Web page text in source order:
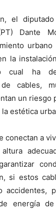
el
Dante
urbano
la
lo cual ha
de cables,
un riesgo
estética
conectan a
si estos
accidentes,
energía de